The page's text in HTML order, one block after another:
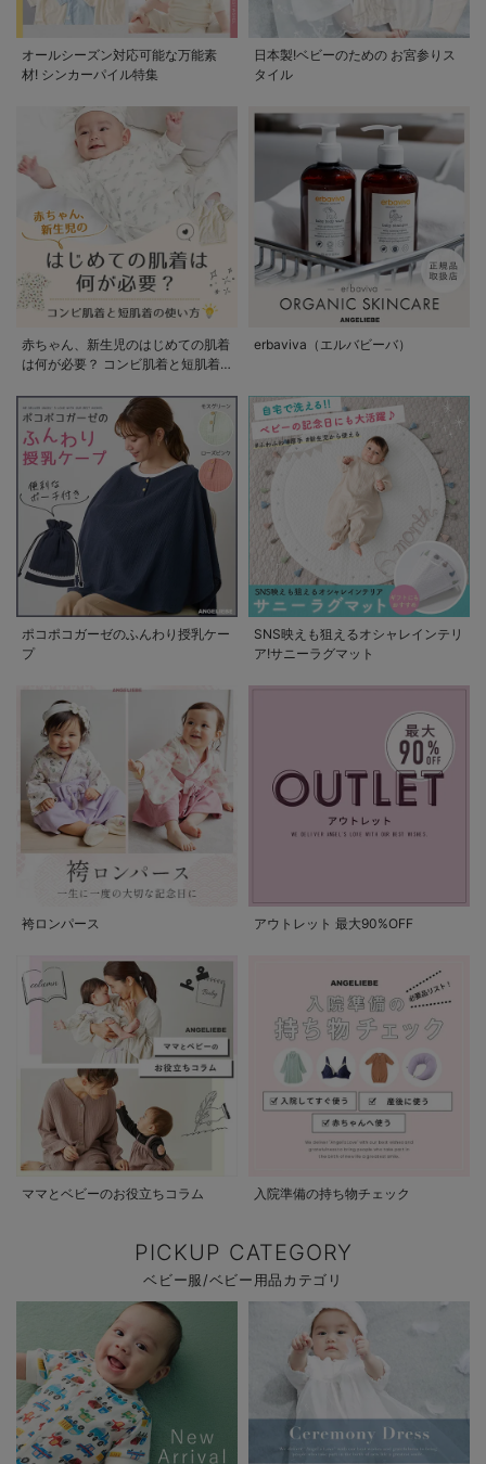
オールシーズン対応可能な万能素
材! シンカーパイル特集
日本製!ベビーのための お宮参りス
タイル
赤ちゃん、新生児のはじめての肌着
は何が必要？ コンビ肌着と短肌着
erbaviva（エルバビーバ）
ポコポコガーゼのふんわり授乳ケー
プ
SNS映えも狙えるオシャレインテリ
ア!サニーラグマット
袴ロンパース アウトレット 最大90%OFF
ママとベビーのお役立ちコラム 入院準備の持ち物チェック
PICKUP CATEGORY
ベビー服/ベビー用品カテゴリ